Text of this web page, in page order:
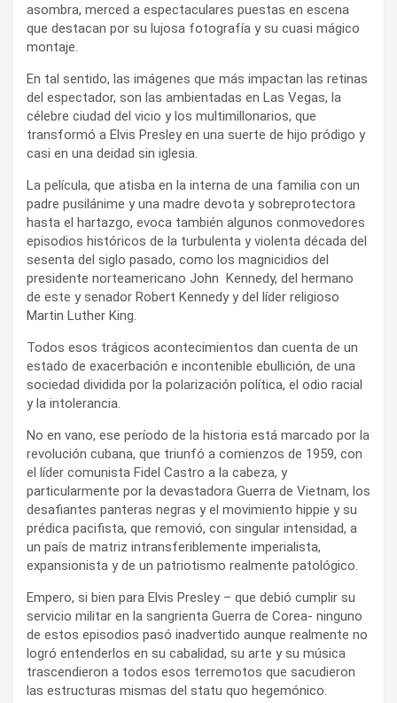
asombra, merced a espectaculares puestas en escena
que destacan por su lujosa fotografía y su cuasi mágico
montaje.
En tal sentido, las imágenes que más impactan las retinas
del espectador, son las ambientadas en Las Vegas, la
célebre ciudad del vicio y los multimillonarios, que
transformó a Elvis Presley en una suerte de hijo pródigo y
casi en una deidad sin iglesia.
La película, que atisba en la interna de una familia con un
padre pusilánime y una madre devota y sobreprotectora
hasta el hartazgo, evoca también algunos conmovedores
episodios históricos de la turbulenta y violenta década del
sesenta del siglo pasado, como los magnicidios del
presidente norteamericano John Kennedy, del hermano
de este y senador Robert Kennedy y del líder religioso
Martin Luther King.
Todos esos trágicos acontecimientos dan cuenta de un
estado de exacerbación e incontenible ebullición, de una
sociedad dividida por la polarización política, el odio racial
y la intolerancia.
No en vano, ese período de la historia está marcado por la
revolución cubana, que triunfó a comienzos de 1959, con
el líder comunista Fidel Castro a la cabeza, y
particularmente por la devastadora Guerra de Vietnam, los
desafiantes panteras negras y el movimiento hippie y su
prédica pacifista, que removió, con singular intensidad, a
un país de matriz intransferiblemente imperialista,
expansionista y de un patriotismo realmente patológico.
Empero, si bien para Elvis Presley – que debió cumplir su
servicio militar en la sangrienta Guerra de Corea- ninguno
de estos episodios pasó inadvertido aunque realmente no
logró entenderlos en su cabalidad, su arte y su música
trascendieron a todos esos terremotos que sacudieron
las estructuras mismas del statu quo hegemónico.